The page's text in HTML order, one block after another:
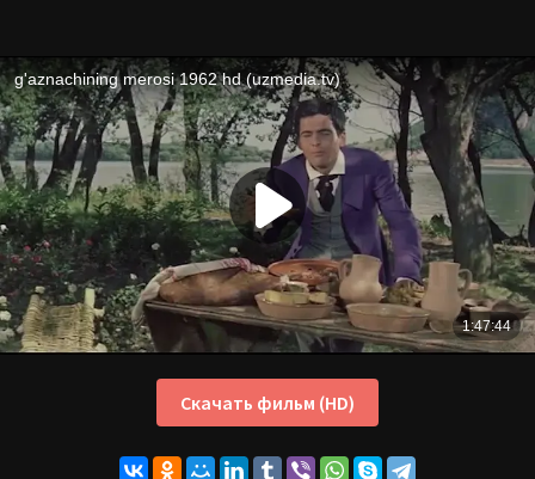
Скачать фильм (HD)